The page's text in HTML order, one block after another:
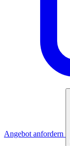
Angebot anfordern